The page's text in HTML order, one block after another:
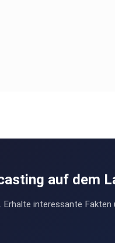
Highlight
auf dem
interessante